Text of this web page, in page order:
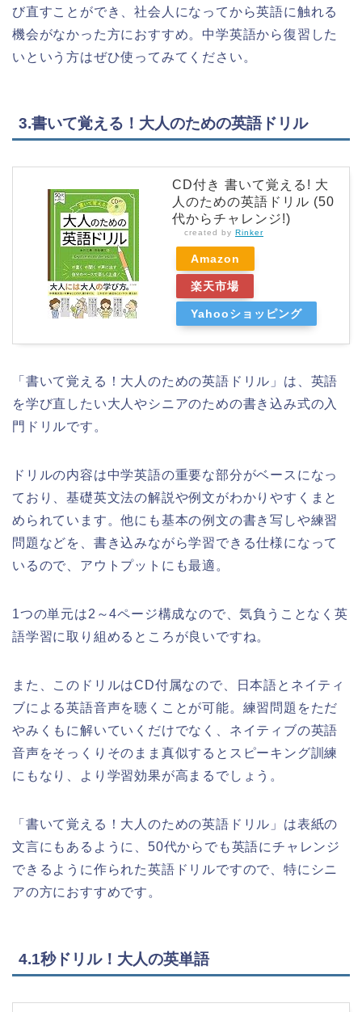
び直すことができ、社会人になってから英語に触れる
機会がなかった方におすすめ。中学英語から復習した
いという方はぜひ使ってみてください。
3.書いて覚える！大人のための英語ドリル
CD付き 書いて覚える! 大
人のための英語ドリル (50
代からチャレンジ!)
created by Rinker
Amazon
楽天市場
Yahooショッピング
「書いて覚える！大人のための英語ドリル」は、英語
を学び直したい大人やシニアのための書き込み式の入
門ドリルです。
ドリルの内容は中学英語の重要な部分がベースになっ
ており、基礎英文法の解説や例文がわかりやすくまと
められています。他にも基本の例文の書き写しや練習
問題などを、書き込みながら学習できる仕様になって
いるので、アウトプットにも最適。
1つの単元は2～4ページ構成なので、気負うことなく英
語学習に取り組めるところが良いですね。
また、このドリルはCD付属なので、日本語とネイティ
ブによる英語音声を聴くことが可能。練習問題をただ
やみくもに解いていくだけでなく、ネイティブの英語
音声をそっくりそのまま真似するとスピーキング訓練
にもなり、より学習効果が高まるでしょう。
「書いて覚える！大人のための英語ドリル」は表紙の
文言にもあるように、50代からでも英語にチャレンジ
できるように作られた英語ドリルですので、特にシニ
アの方におすすめです。
4.1秒ドリル！大人の英単語